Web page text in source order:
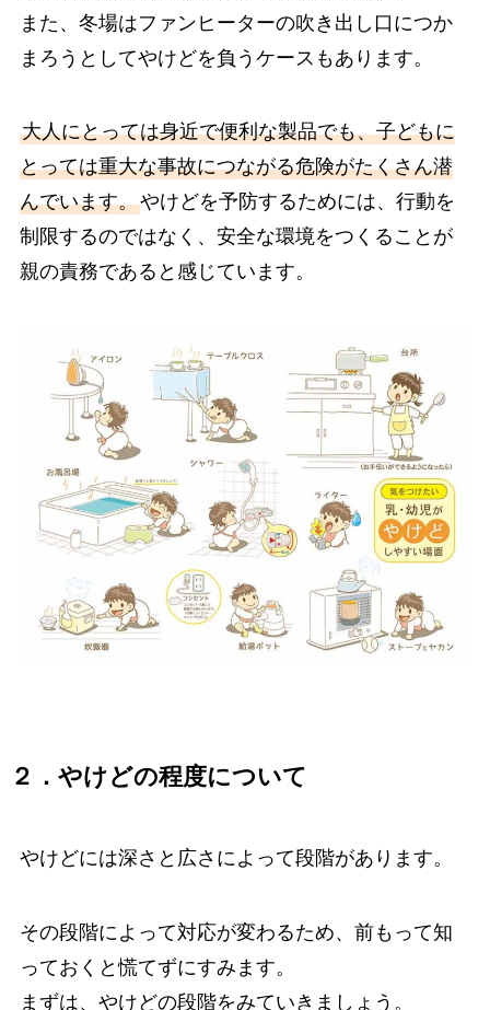
また、冬場はファンヒーターの吹き出し口につか
まろうとしてやけどを負うケースもあります。
大人にとっては身近で便利な製品でも、子どもに
とっては重大な事故につながる危険がたくさん潜
んでいます。やけどを予防するためには、行動を
制限するのではなく、安全な環境をつくることが
親の責務であると感じています。
２．やけどの程度について
やけどには深さと広さによって段階があります。
その段階によって対応が変わるため、前もって知
っておくと慌てずにすみます。
まずは、やけどの段階をみていきましょう。